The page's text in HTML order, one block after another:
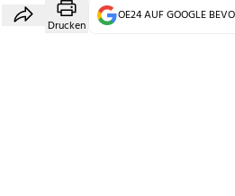
Drucken
OE24 AUF GOOGLE